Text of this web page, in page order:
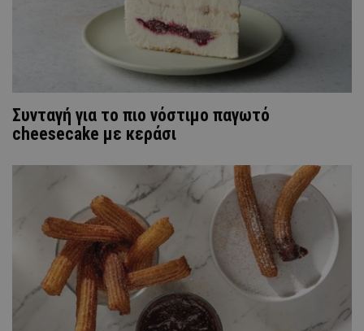
Συνταγή για το πιο νόστιμο παγωτό
cheesecake με κεράσι